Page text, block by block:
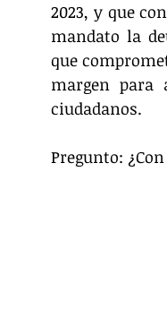
2023, y que
mandato la
que
margen para
ciudadanos.
Pregunto: